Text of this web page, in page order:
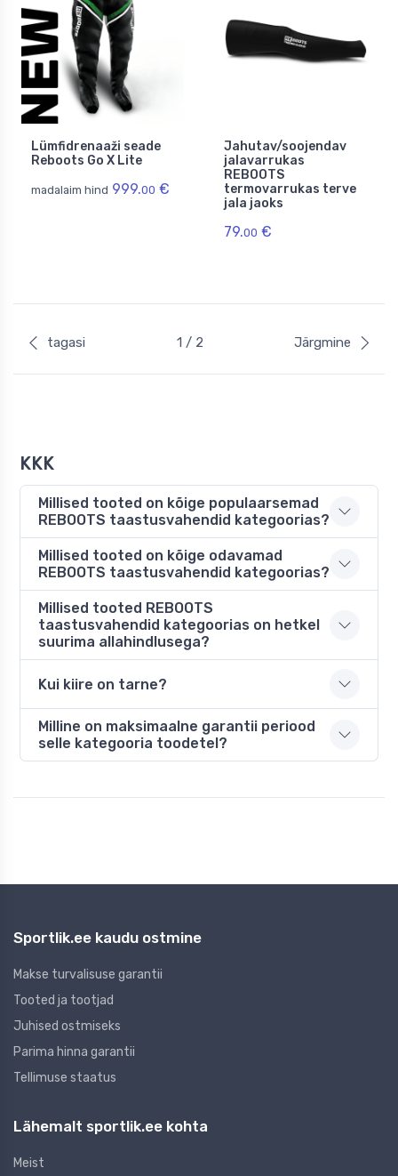
Lümfidrenaaži seade
Reboots Go X Lite
madalaim hind 999.00 €
Jahutav/soojendav
jalavarrukas
REBOOTS
termovarrukas terve
jala jaoks
79.00 €
tagasi 1 / 2 Järgmine
KKK
Millised tooted on kõige populaarsemad
REBOOTS taastusvahendid kategoorias?
Millised tooted on kõige odavamad
REBOOTS taastusvahendid kategoorias?
Millised tooted REBOOTS
taastusvahendid kategoorias on hetkel
suurima allahindlusega?
Kui kiire on tarne?
Milline on maksimaalne garantii periood
selle kategooria toodetel?
Sportlik.ee kaudu ostmine
Makse turvalisuse garantii
Tooted ja tootjad
Juhised ostmiseks
Parima hinna garantii
Tellimuse staatus
Lähemalt sportlik.ee kohta
Meist